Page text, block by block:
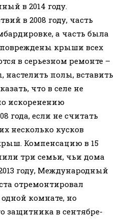
в 2014 году.
в 2008 году, часть
а часть была
крыши всех
в серьезном ремонте –
настелить полы, вставить
что в селе не
искоренению
года, если не считать
несколько кусков
Компенсацию в 15
три семьи, чьи дома
году, Международный
отремонтировал
комнате, но
защитника в сентябре-